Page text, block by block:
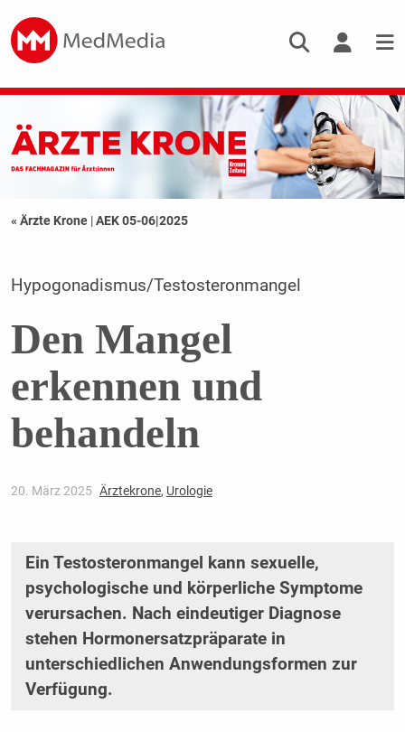
« Ärzte Krone |AEK 05-06|2025
Hypogonadismus/Testosteronmangel
Den Mangel
erkennen und
behandeln
20. März 2025 Ärztekrone, Urologie
Ein Testosteronmangel kann sexuelle,
psychologische und körperliche Symptome
verursachen. Nach eindeutiger Diagnose
stehen Hormonersatzpräparate in
unterschiedlichen Anwendungsformen zur
Verfügung.